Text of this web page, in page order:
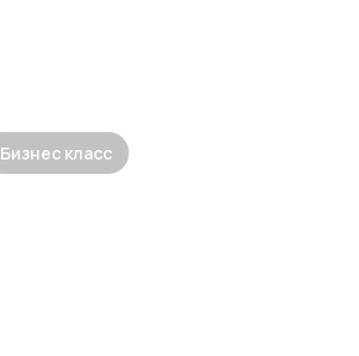
Бизнес класс